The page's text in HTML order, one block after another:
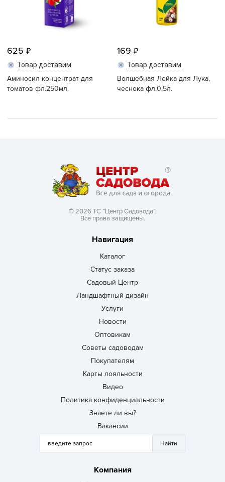
625
Товар доставим
Аминосил концентрат для
томатов фл.250мл.
169
Товар доставим
Волшебная Лейка для Лука,
чеснока фл.0,5л.
© 2026 ТС “Центр Садовода”.
Все права защищены.
Навигация
Каталог
Статус заказа
Садовый Центр
Ландшафтный дизайн
Услуги
Новости
Оптовикам
Советы садоводам
Покупателям
Карты лояльности
Видео
Политика конфиденциальности
Знаете ли вы?
Вакансии
Компания